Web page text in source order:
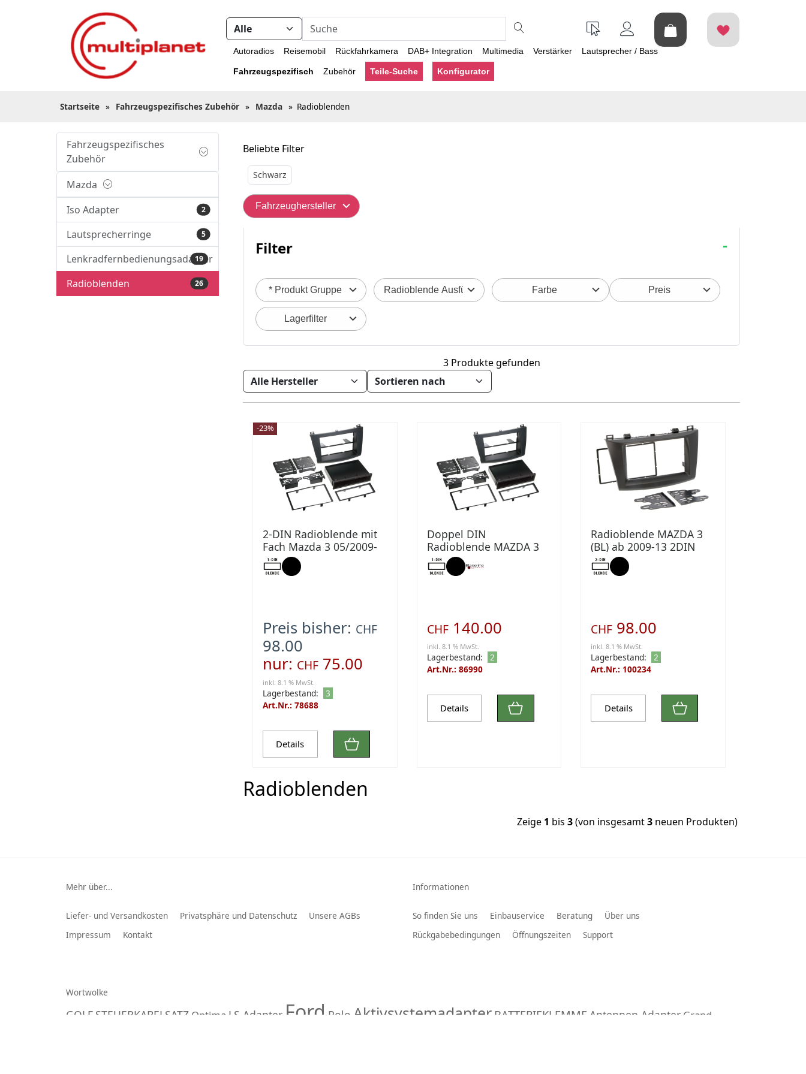
Autoradios Reisemobil Rückfahrkamera DAB+ Integration Multimedia Verstärker Lautsprecher / Bass
Fahrzeugspezifisch Zubehör Teile-Suche Konfigurator
Startseite » Fahrzeugspezifisches Zubehör » Mazda » Radioblenden
Fahrzeugspezifisches
Zubehör
Mazda
Iso Adapter
2
Lautsprecherringe 5
Lenkradfernbedienungsadapter
19
Radioblenden 26
Beliebte Filter
Schwarz
Fahrzeughersteller
Filter
* Produkt Gruppe Radioblende Ausführung Farbe Preis
Lagerfilter
3 Produkte gefunden
-23%
2-DIN Radioblende mit
Fach Mazda 3 05/2009-
09/2013
Preis bisher: CHF
98.00
nur: CHF 75.00
inkl. 8.1 % MwSt.
Lagerbestand:
3
Art.Nr.: 78688
Details
Doppel DIN
Radioblende MAZDA 3
(2009-2013)
CHF140.00
inkl. 8.1 % MwSt.
Lagerbestand:
2
Art.Nr.: 86990
Details
Radioblende MAZDA 3
(BL) ab 2009-13 2DIN
schwarz Installer Kit
CHF 98.00
inkl. 8.1 % MwSt.
Lagerbestand:
2
Art.Nr.: 100234
Details
Radioblenden
Zeige 1 bis 3(von insgesamt3 neuen Produkten)
Mehr über...
Liefer- und Versandkosten Privatsphäre und Datenschutz
Unsere AGBs
Impressum
Kontakt
Informationen
So finden Sie uns Einbauservice Beratung
Über uns
Rückgabebedingungen
Öffnungszeiten Support
Wortwolke
GOLF STEUERKABELSATZ Optima LS Adapter Ford Polo Aktivsystemadapter BATTERIEKLEMME Antennen Adapter Grand